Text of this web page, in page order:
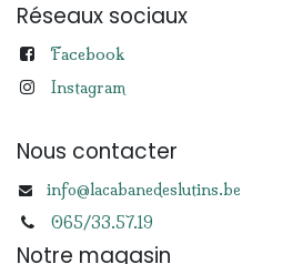
Réseaux sociaux
Facebook
Instagram
Nous contacter
info@lacabanedeslutins.be
065/33.57.19
Notre magasin